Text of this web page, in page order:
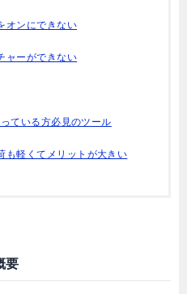
オンにできない
ャーができない
ている方必見のツール
も軽くてメリットが大きい
要